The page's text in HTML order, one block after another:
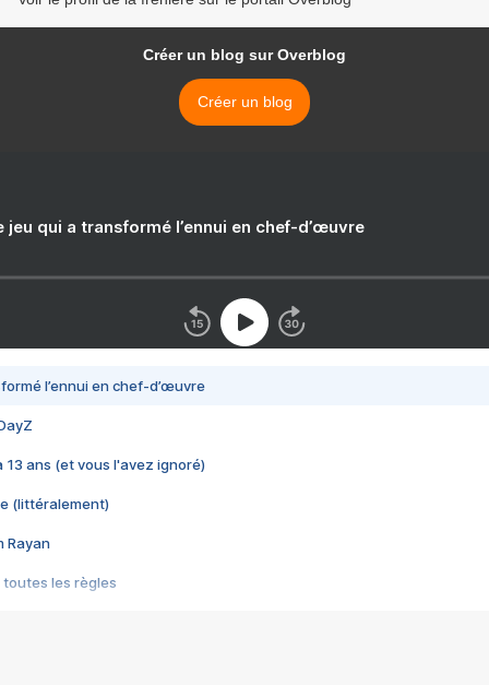
Créer un blog sur Overblog
Créer un blog
jeu qui a transformé l’ennui en chef-d’œuvre
l’ennui en chef-d’œuvre
13 ans (et vous l'avez ignoré)
(littéralement)
Rayan
toutes les règles